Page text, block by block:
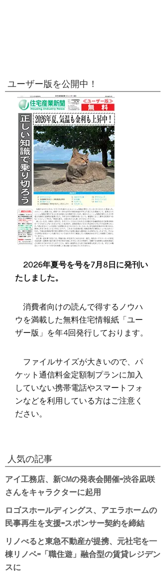
ユーザー版を公開中！
2026年夏号を号を7月8日に発刊い
たしました。
消費者向けの読んで得するノウハ
ウを満載した無料住宅情報紙「ユー
ザー版」を年4回発行しております。
ファイルサイズが大きいので、パ
ケット通信料金定額制プランに加入
していない携帯電話やスマートフォ
ンなどを利用している方はご注意く
ださい。
人気の記事
アイ工務店、新CMの発表会開催=渋谷凪咲
さんをキャラクターに起用
ロゴスホールディングス、アエラホームの
民事再生を支援=スポンサー契約を締結
リノべると東急不動産が提携、元社宅を一
棟リノベ=「職住遊」融合型の賃貸レジデン
スに